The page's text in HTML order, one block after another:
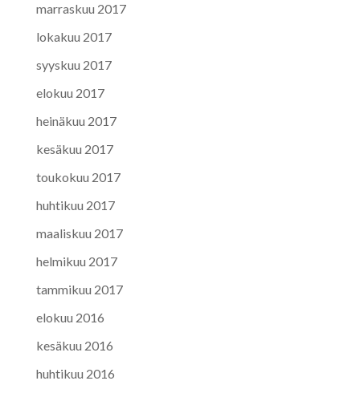
marraskuu 2017
lokakuu 2017
syyskuu 2017
elokuu 2017
heinäkuu 2017
kesäkuu 2017
toukokuu 2017
huhtikuu 2017
maaliskuu 2017
helmikuu 2017
tammikuu 2017
elokuu 2016
kesäkuu 2016
huhtikuu 2016